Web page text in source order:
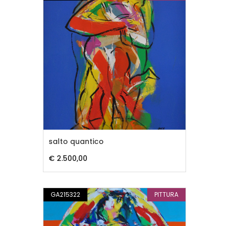
salto quantico
€ 2.500,00
GA215322 PITTURA